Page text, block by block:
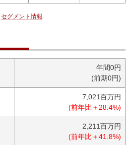
セグメント情報
年間0円
(前期0円)
7,021百万円
(前年比＋28.4%)
2,211百万円
(前年比＋41.8%)